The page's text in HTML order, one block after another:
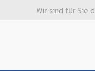
Wir sind für Sie